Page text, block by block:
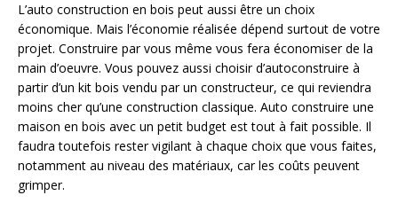
L’auto construction en bois peut aussi être un choix
économique. Mais l’économie réalisée dépend surtout de votre
projet. Construire par vous même vous fera économiser de la
main d’oeuvre. Vous pouvez aussi choisir d’autoconstruire à
partir d’un kit bois vendu par un constructeur, ce qui reviendra
moins cher qu’une construction classique. Auto construire une
maison en bois avec un petit budget est tout à fait possible. Il
faudra toutefois rester vigilant à chaque choix que vous faites,
notamment au niveau des matériaux, car les coûts peuvent
grimper.